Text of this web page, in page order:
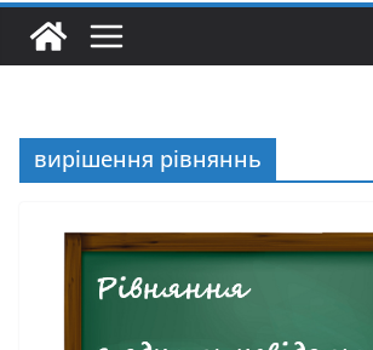
вирішення рівняннь